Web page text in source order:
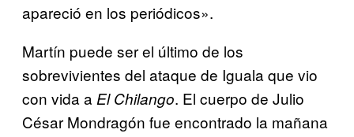
apareció en los periódicos».
Martín puede ser el último de los
sobrevivientes del ataque de Iguala que vio
con vida a El Chilango. El cuerpo de Julio
César Mondragón fue encontrado la mañana